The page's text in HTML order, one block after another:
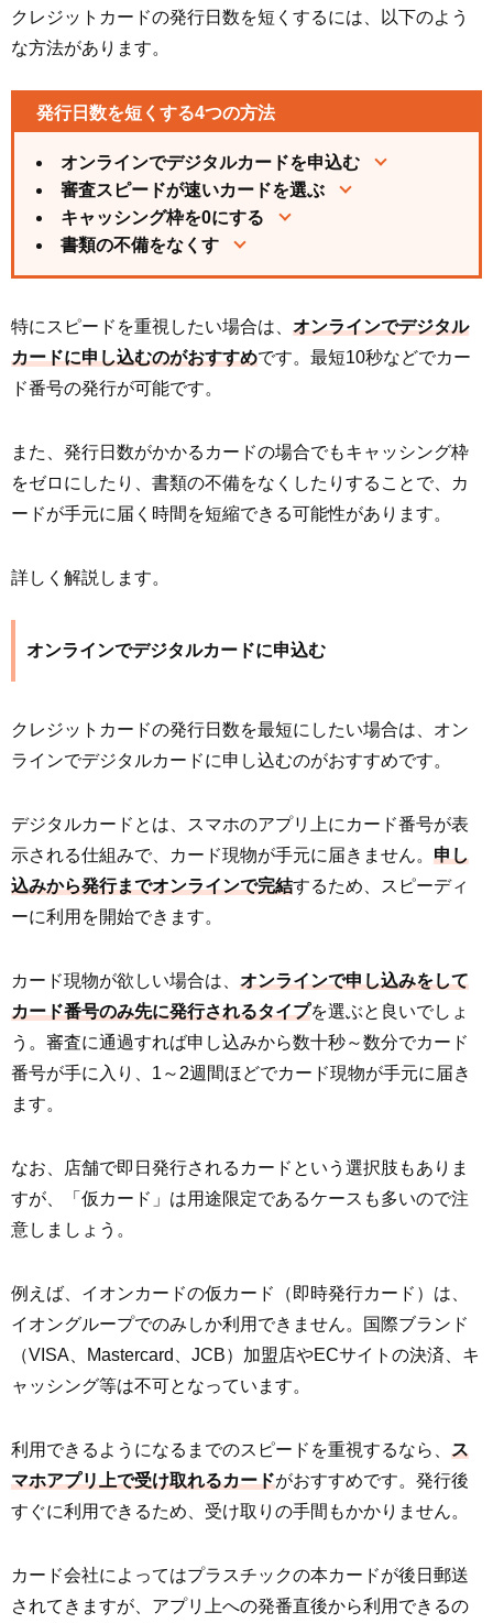
クレジットカードの発行日数を短くするには、以下のよう
な方法があります。
発行日数を短くする4つの方法
オンラインでデジタルカードを申込む
審査スピードが速いカードを選ぶ
キャッシング枠を0にする
書類の不備をなくす
特にスピードを重視したい場合は、 オンラインでデジタル
カードに申し込むのがおすすめです。最短10秒などでカー
ド番号の発行が可能です。
また、発行日数がかかるカードの場合でもキャッシング枠
をゼロにしたり、書類の不備をなくしたりすることで、カ
ードが手元に届く時間を短縮できる可能性があります。
詳しく解説します。
オンラインでデジタルカードに申込む
クレジットカードの発行日数を最短にしたい場合は、オン
ラインでデジタルカードに申し込むのがおすすめです。
デジタルカードとは、スマホのアプリ上にカード番号が表
示される仕組みで、カード現物が手元に届きません。 申し
込みから発行までオンラインで完結するため、スピーディ
ーに利用を開始できます。
カード現物が欲しい場合は、 オンラインで申し込みをして
カード番号のみ先に発行されるタイプを選ぶと良いでしょ
う。審査に通過すれば申し込みから数十秒～数分でカード
番号が手に入り、1～2週間ほどでカード現物が手元に届き
ます。
なお、店舗で即日発行されるカードという選択肢もありま
すが、「仮カード」は用途限定であるケースも多いので注
意しましょう。
例えば、イオンカードの仮カード（即時発行カード）は、
イオングループでのみしか利用できません。国際ブランド
（VISA、Mastercard、JCB）加盟店やECサイトの決済、キ
ャッシング等は不可となっています。
利用できるようになるまでのスピードを重視するなら、 ス
マホアプリ上で受け取れるカードがおすすめです。発行後
すぐに利用できるため、受け取りの手間もかかりません。
カード会社によってはプラスチックの本カードが後日郵送
されてきますが、アプリ上への発番直後から利用できるの